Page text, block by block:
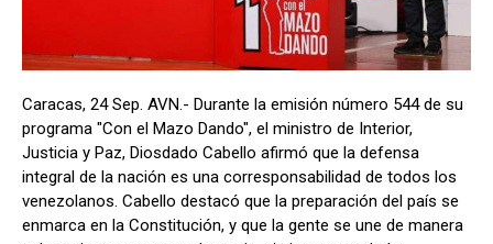
Caracas, 24 Sep. AVN.- Durante la emisión número 544 de su
programa "Con el Mazo Dando", el ministro de Interior,
Justicia y Paz, Diosdado Cabello afirmó que la defensa
integral de la nación es una corresponsabilidad de todos los
venezolanos. Cabello destacó que la preparación del país se
enmarca en la Constitución, y que la gente se une de manera